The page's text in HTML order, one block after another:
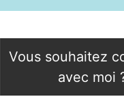
Vous souhaitez
avec moi